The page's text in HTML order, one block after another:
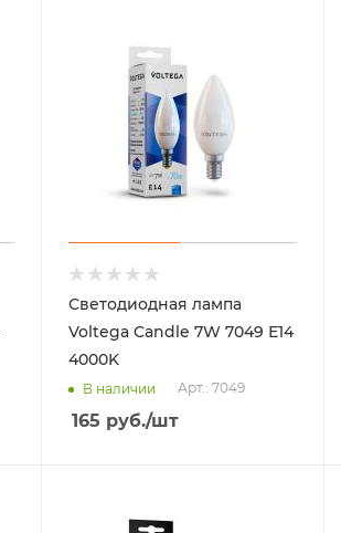
Светодиодная лампа
Voltega Candle 7W 7049 Е14
4000K
В наличии Арт.: 7049
165 руб./шт